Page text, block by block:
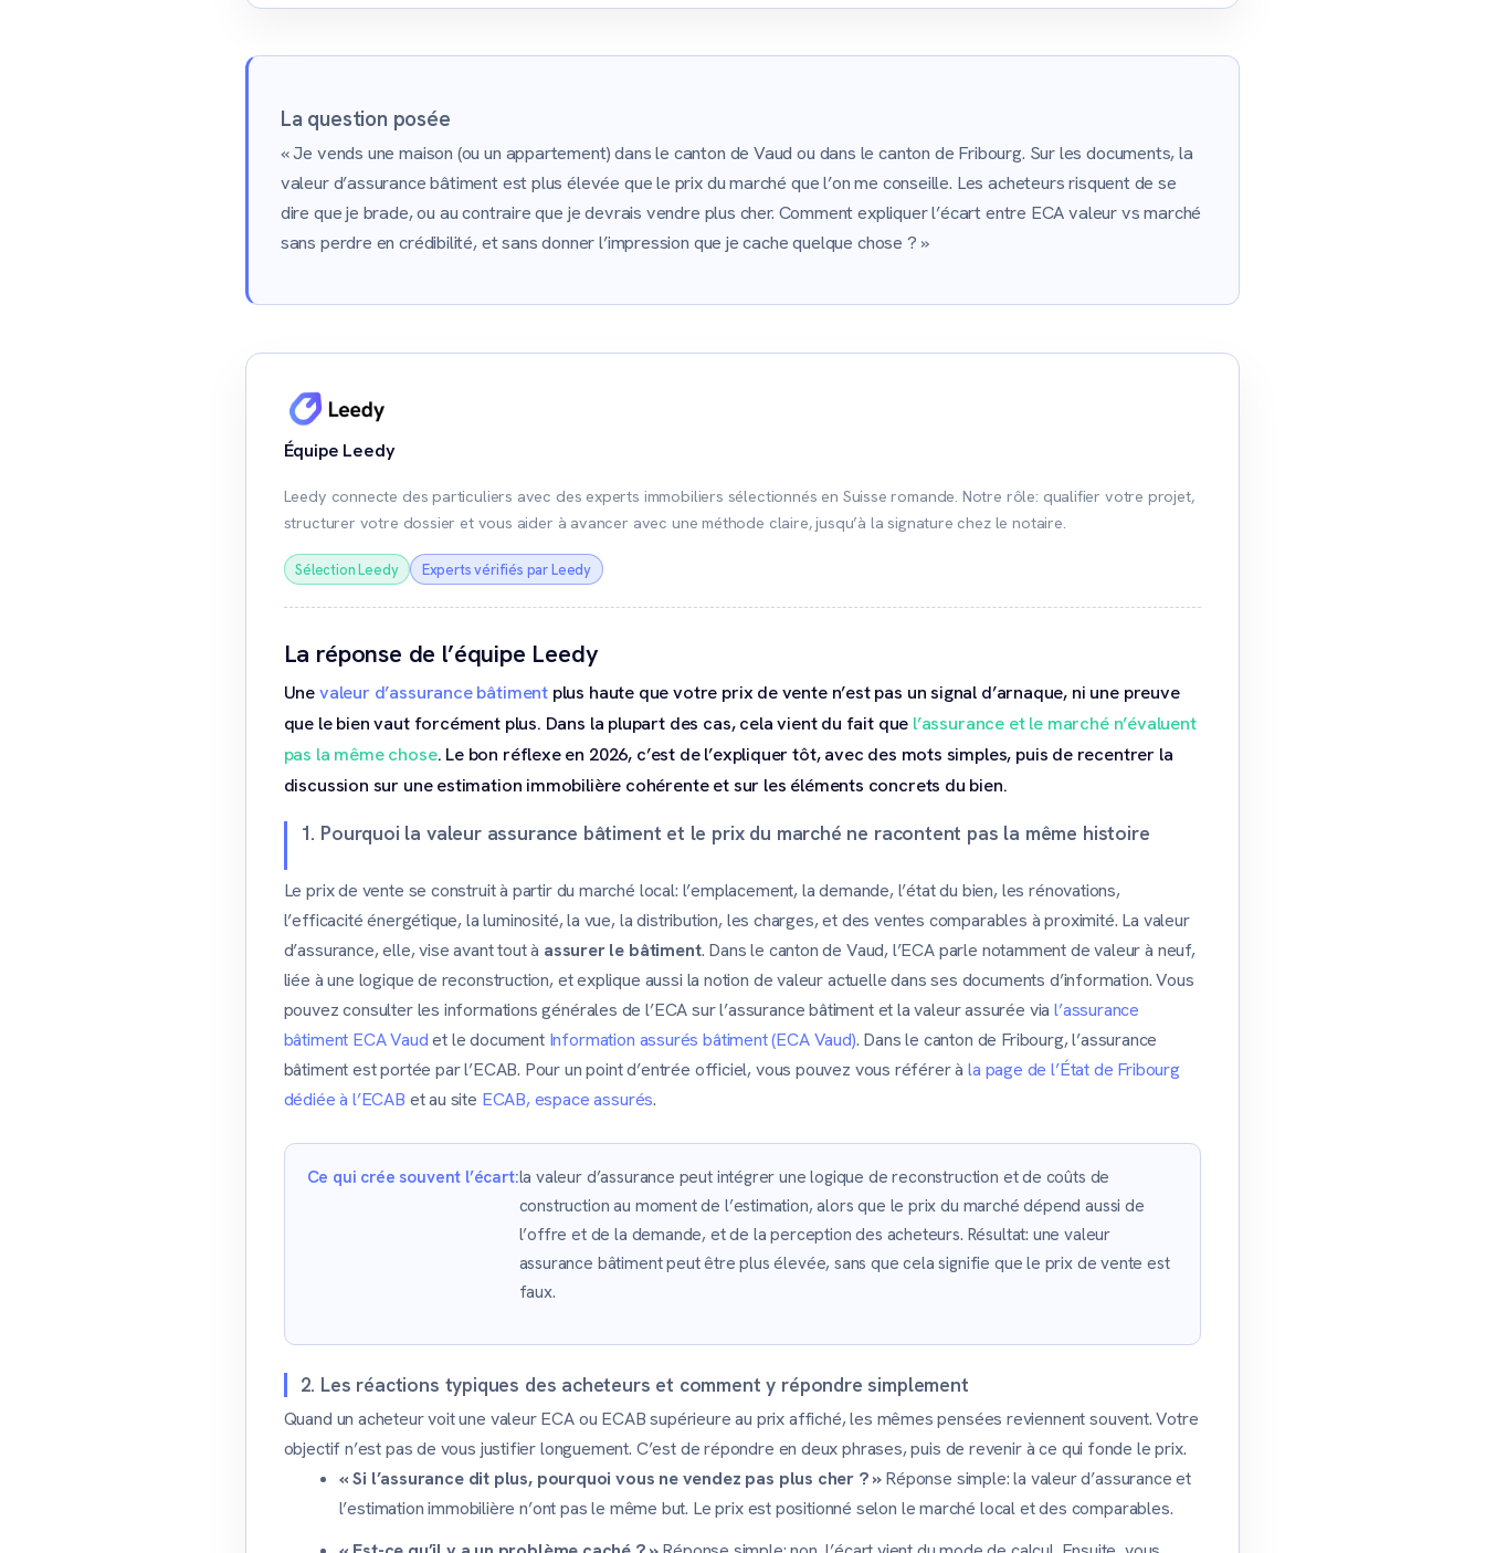
La question posée
« Je vends une maison (ou un appartement) dans le canton de Vaud ou dans le canton de Fribourg. Sur les documents, la
valeur d’assurance bâtiment est plus élevée que le prix du marché que l’on me conseille. Les acheteurs risquent de se
dire que je brade, ou au contraire que je devrais vendre plus cher. Comment expliquer l’écart entre ECA valeur vs marché
sans perdre en crédibilité, et sans donner l’impression que je cache quelque chose ? »
Équipe Leedy
Leedy connecte des particuliers avec des experts immobiliers sélectionnés en Suisse romande. Notre rôle: qualifier votre projet,
structurer votre dossier et vous aider à avancer avec une méthode claire, jusqu’à la signature chez le notaire.
Sélection Leedy Experts vérifiés par Leedy
La réponse de l’équipe Leedy
Unevaleur d’assurance bâtiment plus haute que votre prix de vente n’est pas un signal d’arnaque, ni une preuve
que le bien vaut forcément plus. Dans la plupart des cas, cela vient du fait que l’assurance et le marché n’évaluent
pas la même chose. Le bon réflexe en 2026, c’est de l’expliquer tôt, avec des mots simples, puis de recentrer la
discussion sur une estimation immobilière cohérente et sur les éléments concrets du bien.
1. Pourquoi la valeur assurance bâtiment et le prix du marché ne racontent pas la même histoire
Le prix de vente se construit à partir du marché local: l’emplacement, la demande, l’état du bien, les rénovations,
l’efficacité énergétique, la luminosité, la vue, la distribution, les charges, et des ventes comparables à proximité. La valeur
d’assurance, elle, vise avant tout à assurer le bâtiment. Dans le canton de Vaud, l’ECA parle notamment de valeur à neuf,
liée à une logique de reconstruction, et explique aussi la notion de valeur actuelle dans ses documents d’information. Vous
pouvez consulter les informations générales de l’ECA sur l’assurance bâtiment et la valeur assurée vial’assurance
bâtiment ECA Vaudet le document Information assurés bâtiment (ECA Vaud). Dans le canton de Fribourg, l’assurance
bâtiment est portée par l’ECAB. Pour un point d’entrée officiel, vous pouvez vous référer àla page de l’État de Fribourg
dédiée à l’ECAB et au site ECAB, espace assurés.
Ce qui crée souvent l’écart:la valeur d’assurance peut intégrer une logique de reconstruction et de coûts de
construction au moment de l’estimation, alors que le prix du marché dépend aussi de
l’offre et de la demande, et de la perception des acheteurs. Résultat: une valeur
assurance bâtiment peut être plus élevée, sans que cela signifie que le prix de vente est
faux.
2. Les réactions typiques des acheteurs et comment y répondre simplement
Quand un acheteur voit une valeur ECA ou ECAB supérieure au prix affiché, les mêmes pensées reviennent souvent. Votre
objectif n’est pas de vous justifier longuement. C’est de répondre en deux phrases, puis de revenir à ce qui fonde le prix.
« Si l’assurance dit plus, pourquoi vous ne vendez pas plus cher ? »Réponse simple: la valeur d’assurance et
l’estimation immobilière n’ont pas le même but. Le prix est positionné selon le marché local et des comparables.